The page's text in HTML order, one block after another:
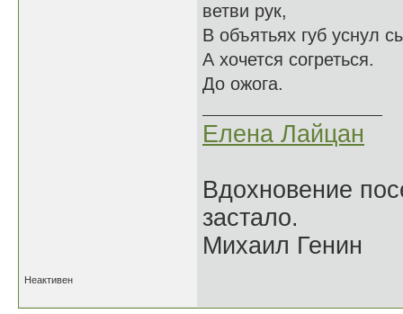
ветви рук,
В объятьях губ уснул
А хочется согреться.
До ожога.
Елена Лайцан
Вдохновение
застало.
Михаил Генин
Неактивен